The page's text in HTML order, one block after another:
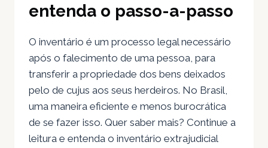
entenda o passo-a-passo
O inventário é um processo legal necessário
após o falecimento de uma pessoa, para
transferir a propriedade dos bens deixados
pelo de cujus aos seus herdeiros. No Brasil,
uma maneira eficiente e menos burocrática
de se fazer isso. Quer saber mais? Continue a
leitura e entenda o inventário extrajudicial